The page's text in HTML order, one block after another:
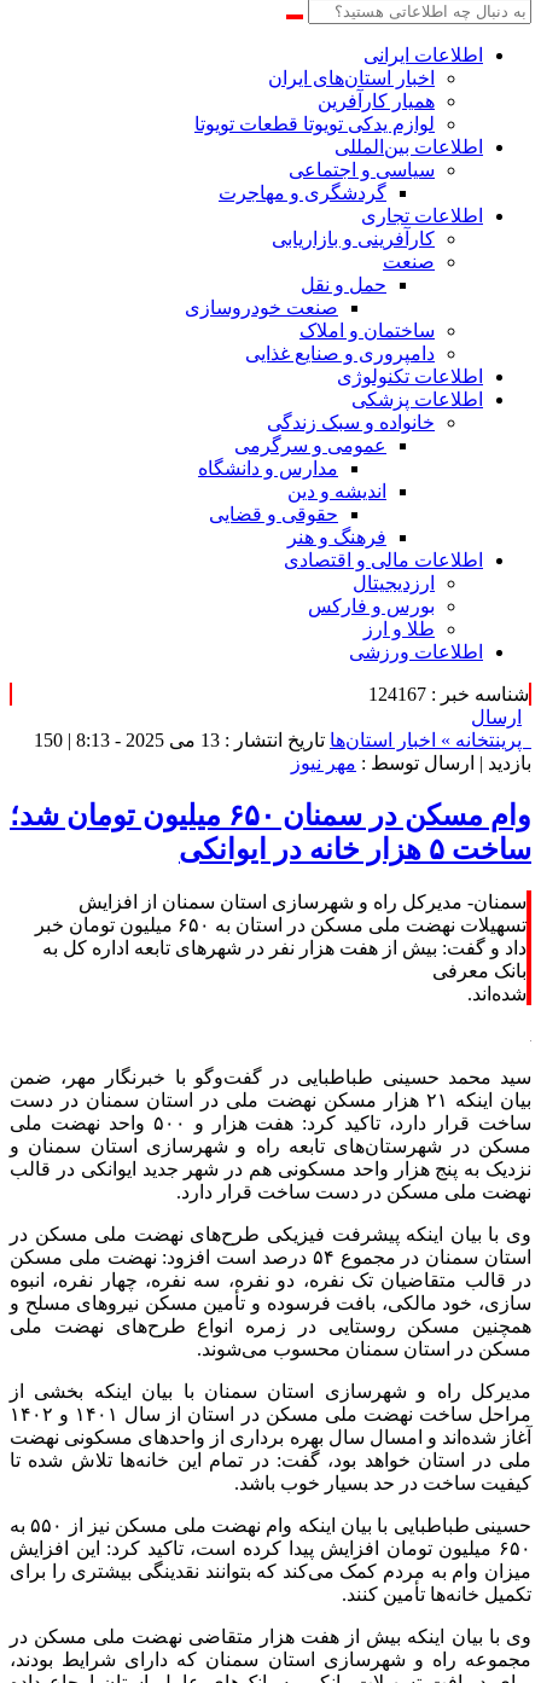
اطلاعات‌ ‎ایرانی
اخبار استان‌های ایران
همیار کارآفرین
لوازم یدکی تویوتا قطعات تویوتا
اطلاعات بین‌المللی
سیاسی و اجتماعی
گردشگری و مهاجرت
اطلاعات تجاری
کارآفرینی و بازاریابی
صنعت
حمل و نقل
صنعت خودروسازی
ساختمان و املاک
دامپروری و صنایع غذایی
اطلاعات تکنولوژی
اطلاعات پزشکی
خانواده و سبک زندگی
عمومی و سرگرمی
مدارس و دانشگاه
اندیشه و دین
حقوقی و قضایی
فرهنگ و هنر
اطلاعات مالی و اقتصادی
ارزدیجیتال
بورس و فارکس
طلا و ارز
اطلاعات ورزشی
شناسه خبر : 124167
ارسال
پرینتخانه » اخبار استان‌ها تاریخ انتشار : 13 می 2025 - 8:13 |
150
بازدید | ارسال توسط : مهر نیوز
وام مسکن در سمنان ۶۵۰ میلیون تومان شد؛
ساخت ۵ هزار خانه در ایوانکی
سمنان- مدیرکل راه و شهرسازی استان سمنان از افزایش
تسهیلات نهضت ملی مسکن در استان به ۶۵۰ میلیون تومان خبر
داد و گفت: بیش از هفت هزار نفر در شهرهای تابعه اداره کل به
بانک معرفی
شده‌اند.
سید محمد حسینی طباطبایی در گفت‌وگو با خبرنگار مهر، ضمن
بیان اینکه ۲۱ هزار مسکن نهضت ملی در استان سمنان در دست
ساخت قرار دارد، تاکید کرد: هفت هزار و ۵۰۰ واحد نهضت ملی
مسکن در شهرستان‌های تابعه راه و شهرسازی استان سمنان و
نزدیک به پنج هزار واحد مسکونی هم در شهر جدید ایوانکی در قالب
نهضت ملی مسکن در دست ساخت قرار دارد.
وی با بیان اینکه پیشرفت فیزیکی طرح‌های نهضت ملی مسکن در
استان سمنان در مجموع ۵۴ درصد است افزود: نهضت ملی مسکن
در قالب متقاضیان تک نفره، دو نفره، سه نفره، چهار نفره، انبوه
سازی، خود مالکی، بافت فرسوده و تأمین مسکن نیروهای مسلح و
همچنین مسکن روستایی در زمره انواع طرح‌های نهضت ملی
مسکن در استان سمنان محسوب می‌شوند.
مدیرکل راه و شهرسازی استان سمنان با بیان اینکه بخشی از
مراحل ساخت نهضت ملی مسکن در استان از سال ۱۴۰۱ و ۱۴۰۲
آغاز شده‌اند و امسال سال بهره برداری از واحدهای مسکونی نهضت
ملی در استان خواهد بود، گفت: در تمام این خانه‌ها تلاش شده تا
کیفیت ساخت در حد بسیار خوب باشد.
حسینی طباطبایی با بیان اینکه وام نهضت ملی مسکن نیز از ۵۵۰ به
۶۵۰ میلیون تومان افزایش پیدا کرده است، تاکید کرد: این افزایش
میزان وام به مردم کمک می‌کند که بتوانند نقدینگی بیشتری را برای
تکمیل خانه‌ها تأمین کنند.
وی با بیان اینکه بیش از هفت هزار متقاضی نهضت ملی مسکن در
مجموعه راه و شهرسازی استان سمنان که دارای شرایط بودند،